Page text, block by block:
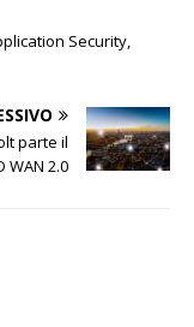
Security,
parte il
WAN 2.0